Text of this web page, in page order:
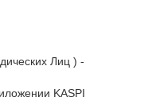
Лиц ) -
KASPI